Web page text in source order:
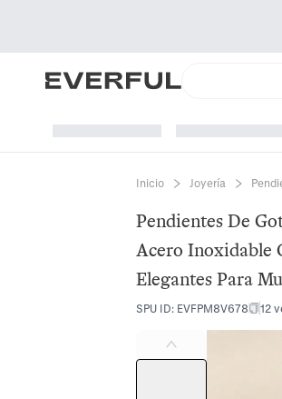
Inicio Joyería
Pendientes De
Acero Inoxidable
Elegantes Para
SPU ID: EVFPM8V678 12